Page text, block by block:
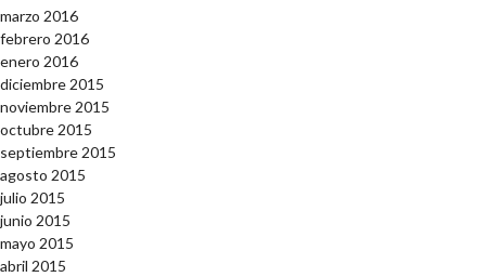
marzo 2016
febrero 2016
enero 2016
diciembre 2015
noviembre 2015
octubre 2015
septiembre 2015
agosto 2015
julio 2015
junio 2015
mayo 2015
abril 2015